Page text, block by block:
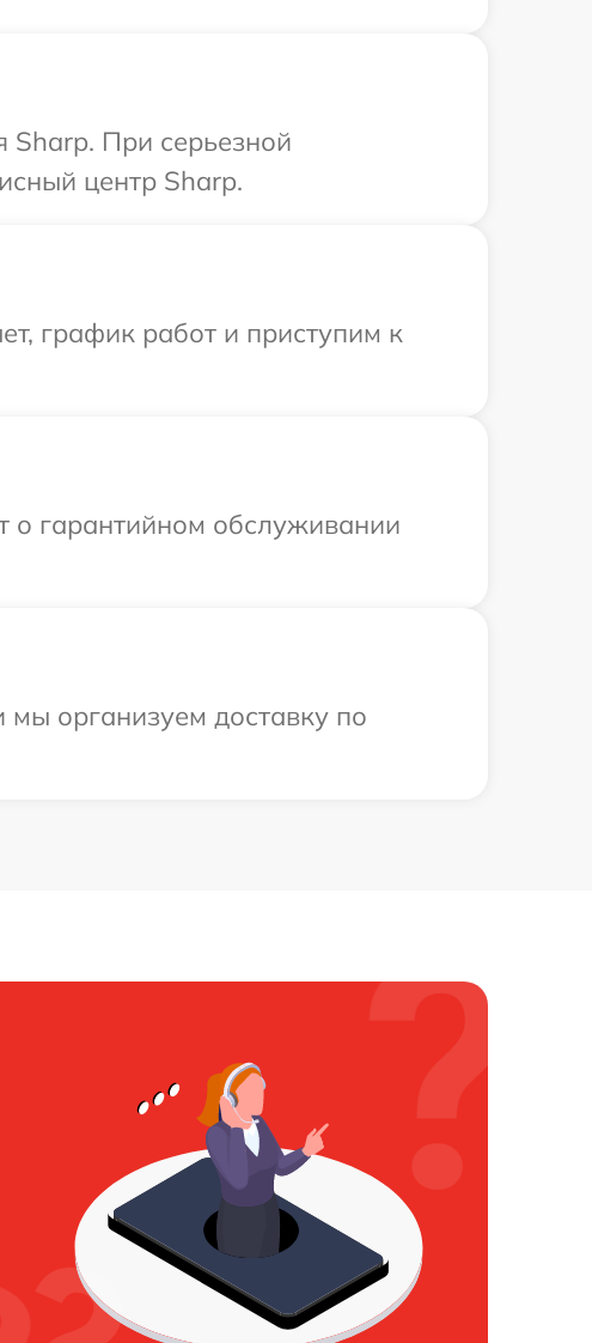
Sharp. При серьезной
центр Sharp.
график работ и приступим к
о гарантийном обслуживании
организуем доставку по